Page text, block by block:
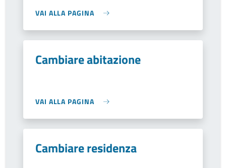
VAI ALLA PAGINA
Cambiare abitazione
VAI ALLA PAGINA
Cambiare residenza